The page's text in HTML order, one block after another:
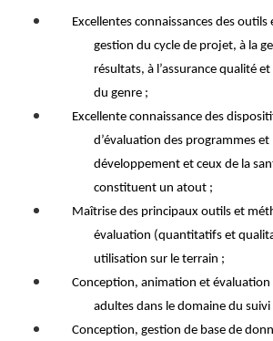
Excellentes connaissances des
gestion du cycle de projet, à la
résultats, à l’assurance qualité
du genre ;
Excellente connaissance des
d’évaluation des programmes
développement et ceux de la
constituent un atout ;
Maîtrise des principaux outils et
évaluation (quantitatifs et
utilisation sur le terrain ;
Conception, animation et
adultes dans le domaine du suivi
Conception, gestion de base de